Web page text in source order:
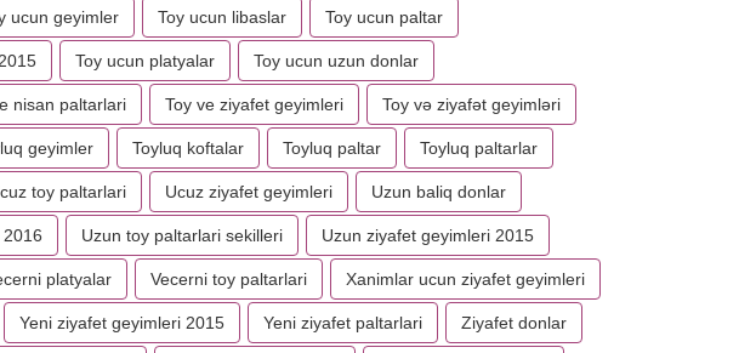
ucun geyimler Toy ucun libaslar Toy ucun paltar
Toy ucun platyalar Toy ucun uzun donlar
nisan paltarlari Toy ve ziyafet geyimleri Toy və ziyafət geyimləri
geyimler Toyluq koftalar Toyluq paltar Toyluq paltarlar
toy paltarlari Ucuz ziyafet geyimleri Uzun baliq donlar
Uzun toy paltarlari sekilleri Uzun ziyafet geyimleri 2015
platyalar Vecerni toy paltarlari Xanimlar ucun ziyafet geyimleri
Yeni ziyafet geyimleri 2015 Yeni ziyafet paltarlari Ziyafet donlar